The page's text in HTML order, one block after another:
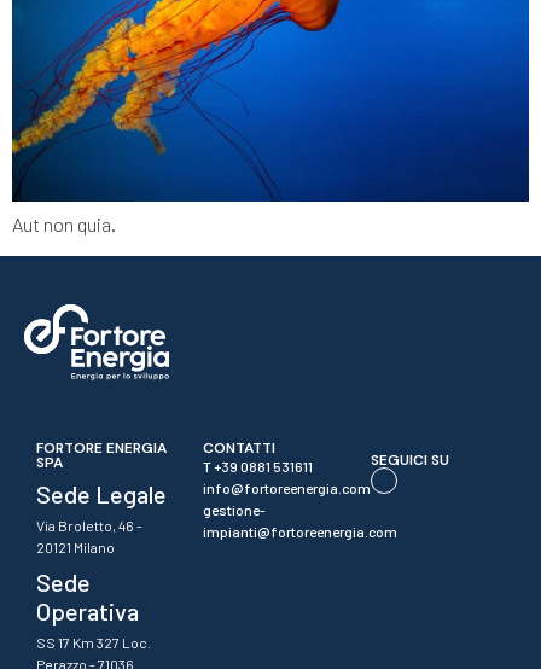
Aut non quia.
FORTORE ENERGIA
SPA
Sede Legale
Via Broletto, 46 -
20121 Milano
Sede
Operativa
SS 17 Km 327 Loc.
Perazzo - 71036
CONTATTI
T +39 0881 531611
info@fortoreenergia.com
gestione-
impianti@fortoreenergia.com
SEGUICI SU